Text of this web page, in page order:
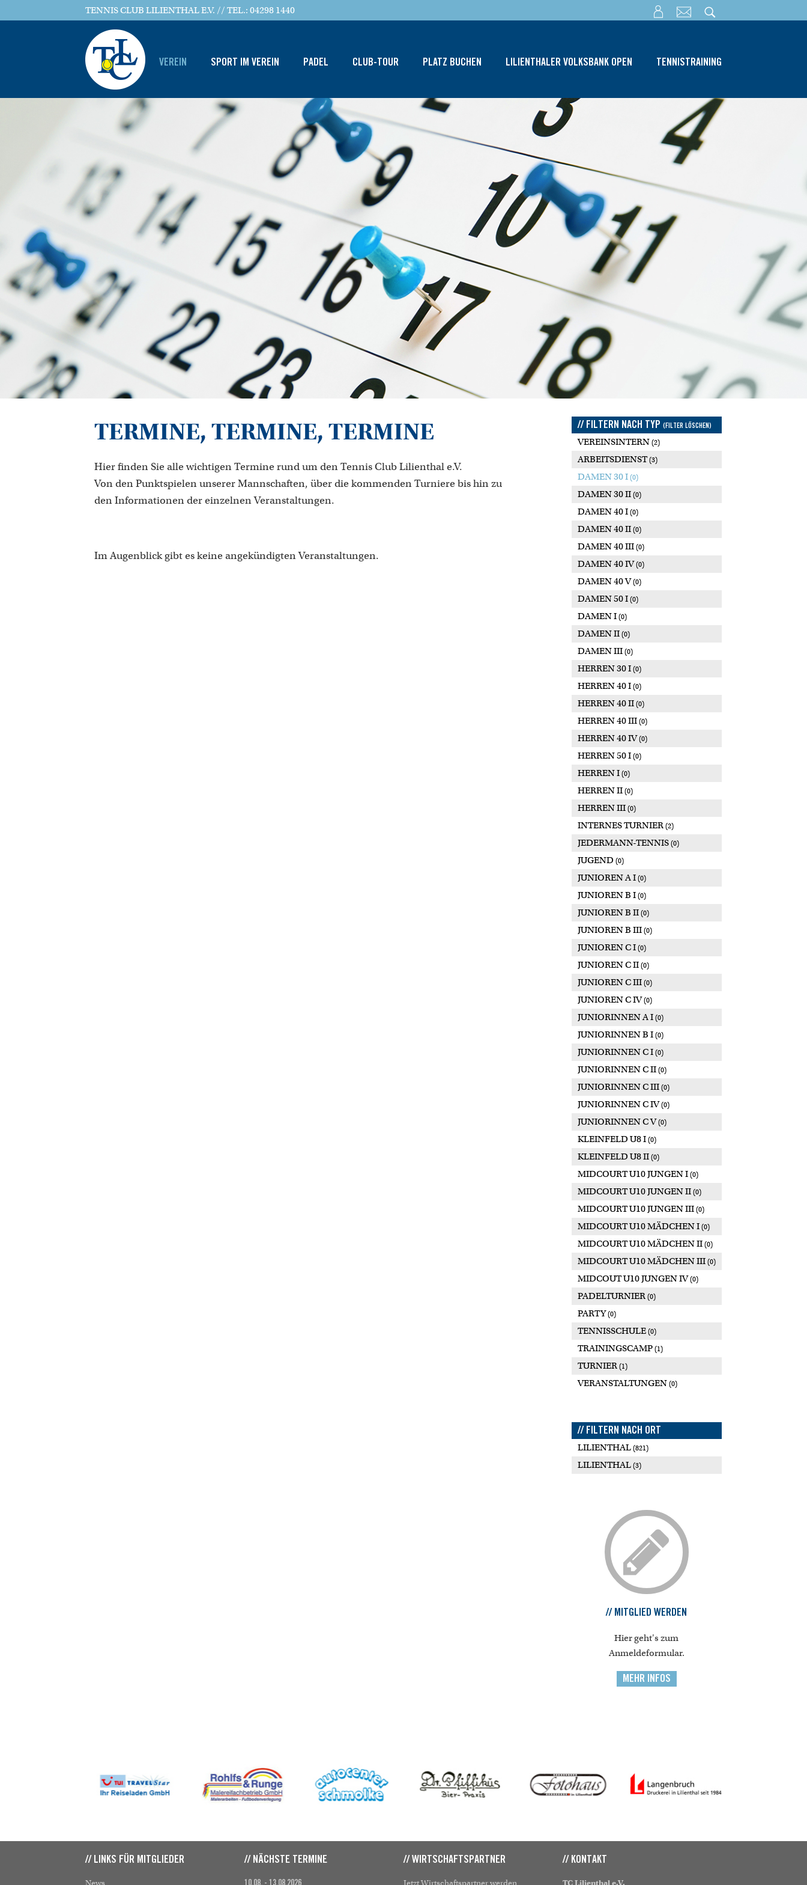
TENNIS CLUB LILIENTHAL E.V. // TEL.: 04298 1440
VEREIN SPORT IM VEREIN PADEL CLUB-TOUR PLATZ BUCHEN LILIENTHALER VOLKSBANK OPEN TENNISTRAINING
TERMINE, TERMINE, TERMINE
Hier finden Sie alle wichtigen Termine rund um den Tennis Club Lilienthal e.V.
Von den Punktspielen unserer Mannschaften, über die kommenden Turniere bis hin zu
den Informationen der einzelnen Veranstaltungen.
Im Augenblick gibt es keine angekündigten Veranstaltungen.
// FILTERN NACH TYP (FILTER LÖSCHEN)
VEREINSINTERN (2)
ARBEITSDIENST(3)
DAMEN 30 I (0)
DAMEN 30 II (0)
DAMEN 40 I (0)
DAMEN 40 II (0)
DAMEN 40 III (0)
DAMEN 40 IV(0)
DAMEN 40 V(0)
DAMEN 50 I (0)
DAMEN I (0)
DAMEN II (0)
DAMEN III (0)
HERREN 30 I (0)
HERREN 40 I (0)
HERREN 40 II (0)
HERREN 40 III (0)
HERREN 40 IV(0)
HERREN 50 I (0)
HERREN I (0)
HERREN II (0)
HERREN III (0)
INTERNES TURNIER (2)
JEDERMANN-TENNIS (0)
JUGEND (0)
JUNIOREN A I (0)
JUNIOREN B I (0)
JUNIOREN B II (0)
JUNIOREN B III (0)
JUNIOREN C I (0)
JUNIOREN C II (0)
JUNIOREN C III (0)
JUNIOREN C IV(0)
JUNIORINNEN A I (0)
JUNIORINNEN B I (0)
JUNIORINNEN C I (0)
JUNIORINNEN C II (0)
JUNIORINNEN C III (0)
JUNIORINNEN C IV(0)
JUNIORINNEN C V(0)
KLEINFELD U8 I (0)
KLEINFELD U8 II (0)
MIDCOURT U10 JUNGEN I (0)
MIDCOURT U10 JUNGEN II (0)
MIDCOURT U10 JUNGEN III (0)
MIDCOURT U10 MÄDCHEN I (0)
MIDCOURT U10 MÄDCHEN II (0)
MIDCOURT U10 MÄDCHEN III (0)
MIDCOUT U10 JUNGEN IV(0)
PADELTURNIER (0)
PARTY(0)
TENNISSCHULE (0)
TRAININGSCAMP (1)
TURNIER (1)
VERANSTALTUNGEN (0)
// FILTERN NACH ORT
LILIENTHAL (821)
LILIENTHAL (3)
// MITGLIED WERDEN
Hier geht's zum
Anmeldeformular.
MEHR INFOS
// LINKS FÜR MITGLIEDER // NÄCHSTE TERMINE // WIRTSCHAFTSPARTNER // KONTAKT
10.08. - 13.08.2026